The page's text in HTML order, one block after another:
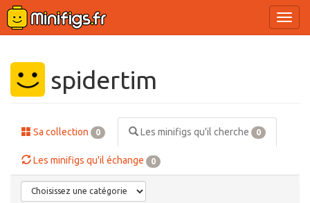
le
spidertim
Sa collection 0 Les minifigs qu'il cherche 0
Les minifigs qu'il échange 0